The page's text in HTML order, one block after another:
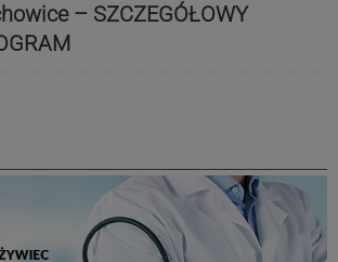
– SZCZEGÓŁOWY